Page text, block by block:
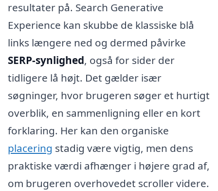
resultater på. Search Generative
Experience kan skubbe de klassiske blå
links længere ned og dermed påvirke
SERP-synlighed, også for sider der
tidligere lå højt. Det gælder især
søgninger, hvor brugeren søger et hurtigt
overblik, en sammenligning eller en kort
forklaring. Her kan den organiske
placering stadig være vigtig, men dens
praktiske værdi afhænger i højere grad af,
om brugeren overhovedet scroller videre.